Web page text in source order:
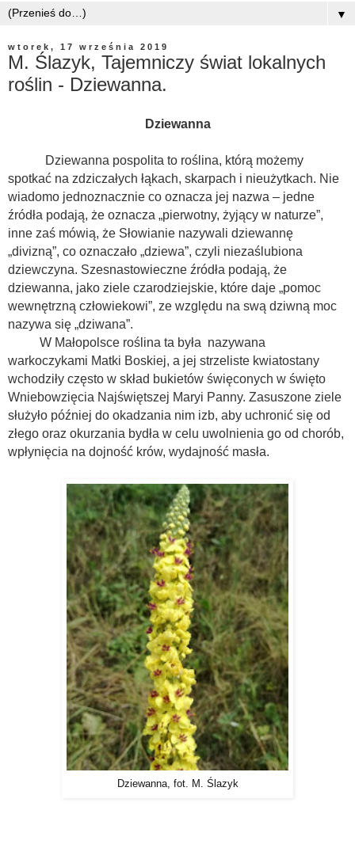
▼
wtorek, 17 września 2019
M. Ślazyk, Tajemniczy świat lokalnych
roślin - Dziewanna.
Dziewanna
Dziewanna pospolita to roślina, którą możemy
spotkać na zdziczałych łąkach, skarpach i nieużytkach. Nie
wiadomo jednoznacznie co oznacza jej nazwa – jedne
źródła podają, że oznacza „pierwotny, żyjący w naturze”,
inne zaś mówią, że Słowianie nazywali dziewannę
„divizną”, co oznaczało „dziewa”, czyli niezaślubiona
dziewczyna. Szesnastowieczne źródła podają, że
dziewanna, jako ziele czarodziejskie, które daje „pomoc
wewnętrzną człowiekowi”, ze względu na swą dziwną moc
nazywa się „dziwana”.
W Małopolsce roślina ta była nazywana
warkoczykami Matki Boskiej, a jej strzeliste kwiatostany
wchodziły często w skład bukietów święconych w święto
Wniebowzięcia Najświętszej Maryi Panny. Zasuszone ziele
służyło później do okadzania nim izb, aby uchro­nić się od
złego oraz okurzania bydła w celu uwolnienia go od cho­rób,
wpłynięcia na dojność krów, wy­dajność masła.
Dziewanna, fot. M. Ślazyk